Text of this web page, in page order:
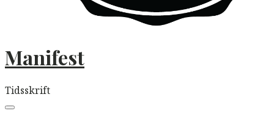
Manifest
Tidsskrift
navigation
Menu